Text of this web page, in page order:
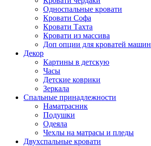
Односпальные кровати
Кровати Софа
Кровати Тахта
Кровати из массива
Доп опции для кроватей машин
Декор
Картины в детскую
Часы
Детские коврики
Зеркала
Спальные принадлежности
Наматрасник
Подушки
Одеяла
Чехлы на матрасы и пледы
Двухспальные кровати